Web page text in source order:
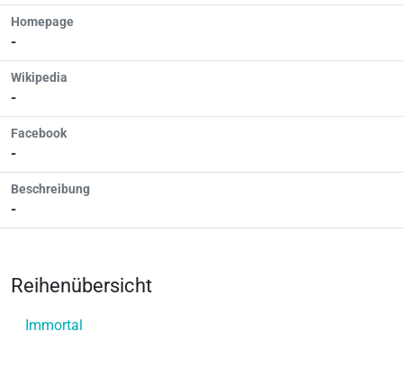
Homepage
-
Wikipedia
-
Facebook
-
Beschreibung
-
Reihenübersicht
Immortal